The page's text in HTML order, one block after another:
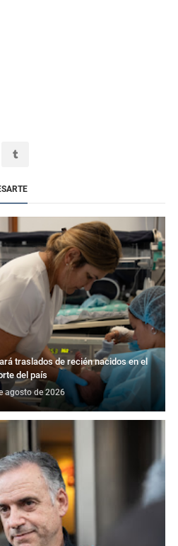
traslados de recién nacidos en el
del país
agosto de 2026